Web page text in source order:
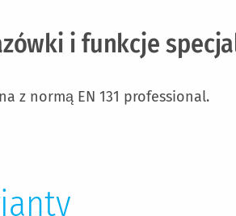
i funkcje
z normą EN 131 professional.